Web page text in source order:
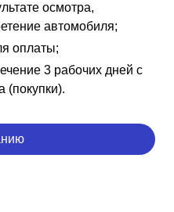
осмотра,
автомобиля;
оплаты;
3 рабочих дней с
(покупки).